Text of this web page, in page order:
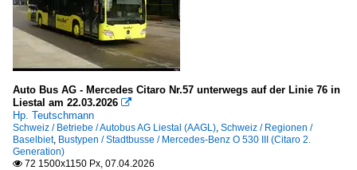
Auto Bus AG - Mercedes Citaro Nr.57 unterwegs auf der Linie 76 in
Liestal am 22.03.2026 
Hp. Teutschmann
Schweiz / Betriebe / Autobus AG Liestal (AAGL), Schweiz / Regionen /
Baselbiet, Bustypen / Stadtbusse / Mercedes-Benz O 530 III (Citaro 2.
Generation)
 72 1500x1150 Px, 07.04.2026